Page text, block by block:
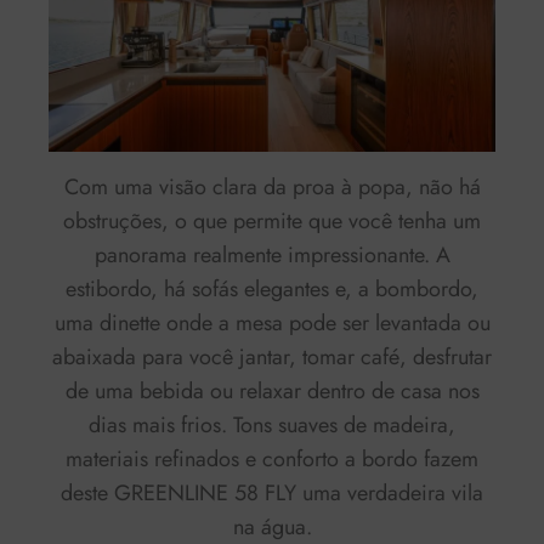
Com uma visão clara da proa à popa, não há
obstruções, o que permite que você tenha um
panorama realmente impressionante. A
estibordo, há sofás elegantes e, a bombordo,
uma dinette onde a mesa pode ser levantada ou
abaixada para você jantar, tomar café, desfrutar
de uma bebida ou relaxar dentro de casa nos
dias mais frios. Tons suaves de madeira,
materiais refinados e conforto a bordo fazem
deste GREENLINE 58 FLY uma verdadeira vila
na água.